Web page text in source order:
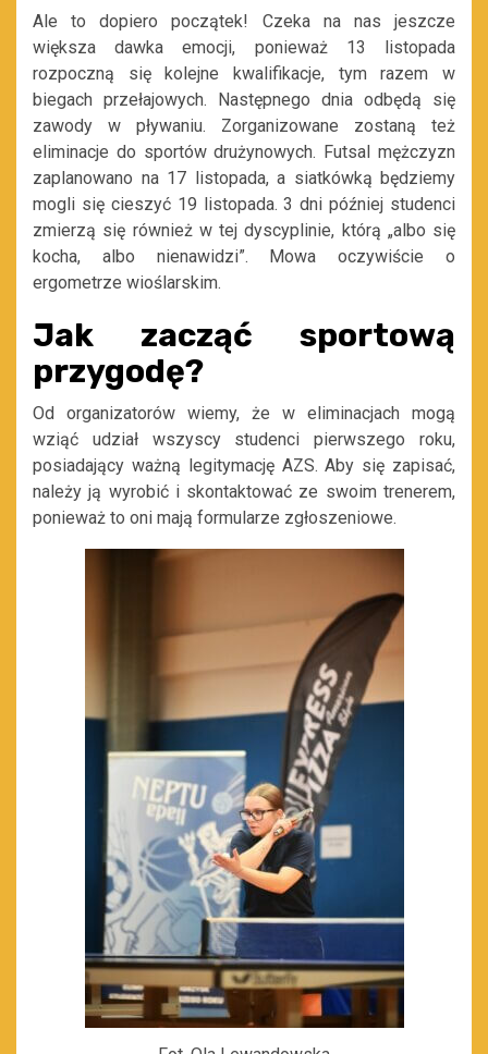
Ale to dopiero początek! Czeka na nas jeszcze
większa dawka emocji, ponieważ 13 listopada
rozpoczną się kolejne kwalifikacje, tym razem w
biegach przełajowych. Następnego dnia odbędą się
zawody w pływaniu. Zorganizowane zostaną też
eliminacje do sportów drużynowych. Futsal mężczyzn
zaplanowano na 17 listopada, a siatkówką będziemy
mogli się cieszyć 19 listopada. 3 dni później studenci
zmierzą się również w tej dyscyplinie, którą „albo się
kocha, albo nienawidzi”. Mowa oczywiście o
ergometrze wioślarskim.
Jak zacząć sportową
przygodę?
Od organizatorów wiemy, że w eliminacjach mogą
wziąć udział wszyscy studenci pierwszego roku,
posiadający ważną legitymację AZS. Aby się zapisać,
należy ją wyrobić i skontaktować ze swoim trenerem,
ponieważ to oni mają formularze zgłoszeniowe.